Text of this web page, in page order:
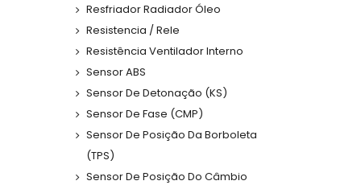
Resfriador Radiador Óleo
Resistencia / Rele
Resistência Ventilador Interno
Sensor ABS
Sensor De Detonação (KS)
Sensor De Fase (CMP)
Sensor De Posição Da Borboleta
(TPS)
Sensor De Posição Do Câmbio